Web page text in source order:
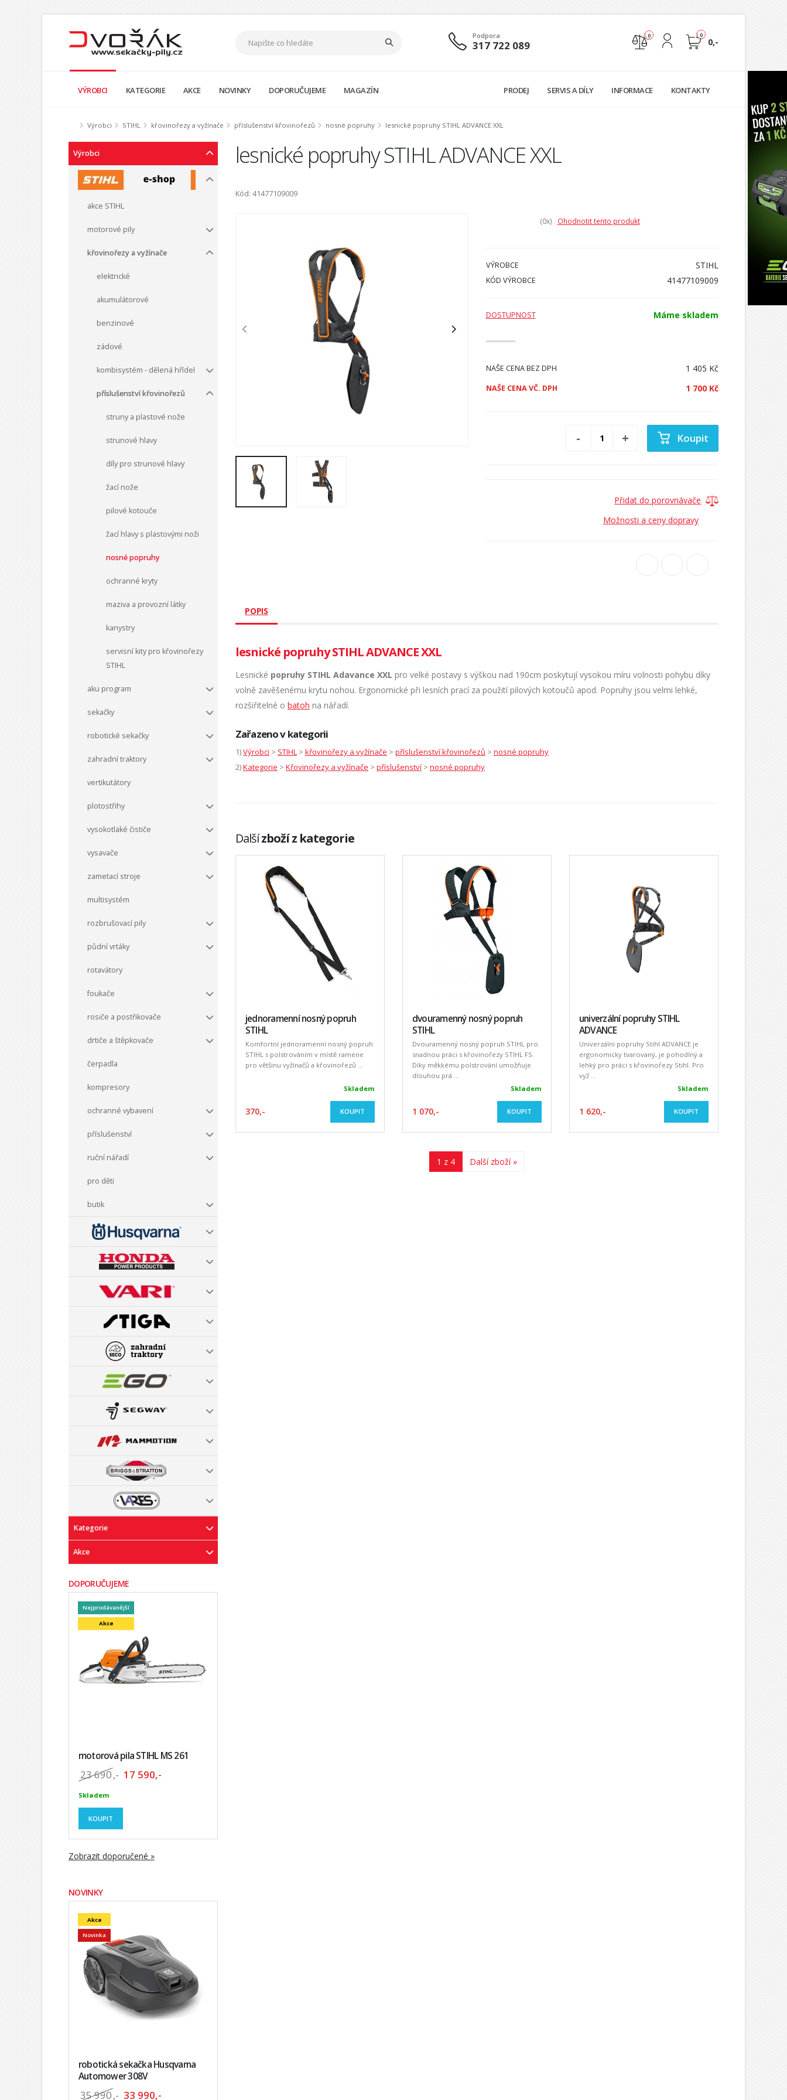
Podpora
317 722 089
0
0,-
0
VÝROBCI KATEGORIE AKCE NOVINKY DOPORUČUJEME MAGAZÍN PRODEJ SERVIS A DÍLY INFORMACE KONTAKTY
Výrobci STIHL křovinořezy a vyžínače příslušenství křovinořezů nosné popruhy lesnické popruhy STIHL ADVANCE XXL
Výrobci
akce STIHL
motorové pily
křovinořezy a vyžínače
elektrické
akumulátorové
benzinové
zádové
kombisystém - dělená hřídel
příslušenství křovinořezů
struny a plastové nože
strunové hlavy
díly pro strunové hlavy
žací nože
pilové kotouče
žací hlavy s plastovými noži
nosné popruhy
ochranné kryty
maziva a provozní látky
kanystry
servisní kity pro křovinořezy
STIHL
aku program
sekačky
robotické sekačky
zahradní traktory
vertikutátory
plotostřihy
vysokotlaké čističe
vysavače
zametací stroje
multisystém
rozbrušovací pily
půdní vrtáky
rotavátory
foukače
rosiče a postřikovače
drtiče a štěpkovače
čerpadla
kompresory
ochranné vybavení
příslušenství
ruční nářadí
pro děti
butik
Kategorie
Akce
DOPORUČUJEME
Nejprodávanější
Akce
motorová pila STIHL MS 261
23 690,- 17 590,-
Skladem
KOUPIT
Zobrazit doporučené »
NOVINKY
Akce
Novinka
robotická sekačka Husqvarna
Automower 308V
35 990,- 33 990,-
lesnické popruhy STIHL ADVANCE XXL
Kód: 41477109009
(0x) Ohodnotit tento produkt
VÝROBCE STIHL
KÓD VÝROBCE 41477109009
DOSTUPNOST Máme skladem
NAŠE CENA BEZ DPH 1 405 Kč
NAŠE CENA VČ. DPH 1 700 Kč
Koupit
Přidat do porovnávače
Možnosti a ceny dopravy
POPIS
lesnické popruhy STIHL ADVANCE XXL
Lesnické popruhy STIHL Adavance XXL pro velké postavy s výškou nad 190cm poskytují vysokou míru volnosti pohybu díky
volně zavěšenému krytu nohou. Ergonomické při lesních prací za použití pilových kotoučů apod. Popruhy jsou velmi lehké,
rozšiřitelné o batoh na nářadí.
Zařazeno v kategorii
1)Výrobci > STIHL > křovinořezy a vyžínače > příslušenství křovinořezů > nosné popruhy
2)Kategorie > Křovinořezy a vyžínače > příslušenství > nosné popruhy
Dalšízboží z kategorie
jednoramenní nosný popruh
STIHL
Komfortní jednoramenní nosný popruh
STIHL s polstrováním v místě ramene
pro většinu vyžínačů a křovinořezů ...
Skladem
370,- KOUPIT
dvouramenný nosný popruh
STIHL
Dvouramenný nosný popruh STIHL pro
snadnou práci s křovinořezy STIHL FS.
Díky měkkému polstrování umožňuje
dlouhou prá ...
Skladem
1 070,- KOUPIT
univerzální popruhy STIHL
ADVANCE
Univerzální popruhy Stihl ADVANCE je
ergonomicky tvarovaný, je pohodlný a
lehký pro práci s křovinořezy Stihl. Pro
vyž ...
Skladem
1 620,- KOUPIT
1 z 4 Další zboží »